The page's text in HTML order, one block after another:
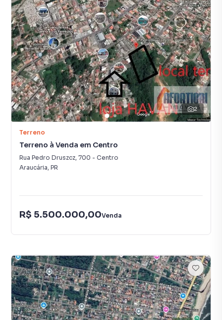
2
Terreno
Terreno à Venda em Centro
Rua Pedro Druszcz, 700 - Centro
Araucária, PR
R$ 5.500.000,00Venda